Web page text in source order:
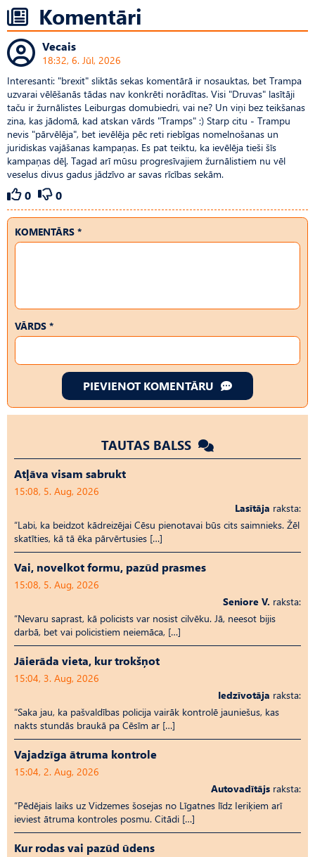
Komentāri
Vecais
18:32, 6. Jūl, 2026
Interesanti: "brexit" sliktās sekas komentārā ir nosauktas, bet Trampa
uzvarai vēlēšanās tādas nav konkrēti norādītas. Visi "Druvas" lasītāji
taču ir žurnālistes Leiburgas domubiedri, vai ne? Un viņi bez teikšanas
zina, kas jādomā, kad atskan vārds "Tramps" :) Starp citu - Trampu
nevis "pārvēlēja", bet ievēlēja pēc reti riebīgas nomelnošanas un
juridiskas vajāšanas kampaņas. Es pat teiktu, ka ievēlēja tieši šīs
kampaņas dēļ. Tagad arī mūsu progresīvajiem žurnālistiem nu vēl
veselus divus gadus jādzīvo ar savas rīcības sekām.
0 0
KOMENTĀRS *
VĀRDS *
PIEVIENOT KOMENTĀRU
TAUTAS BALSS
Atļāva visam sabrukt
15:08, 5. Aug, 2026
Lasītāja raksta:
“Labi, ka beidzot kādreizējai Cēsu pienotavai būs cits saimnieks. Žēl
skatīties, kā tā ēka pārvērtusies […]
Vai, novelkot formu, pazūd prasmes
15:08, 5. Aug, 2026
Seniore V. raksta:
“Nevaru saprast, kā policists var nosist cilvēku. Jā, neesot bijis
darbā, bet vai policistiem neiemāca, […]
Jāierāda vieta, kur trokšņot
15:04, 3. Aug, 2026
Iedzīvotāja raksta:
“Saka jau, ka pašvaldības policija vairāk kontrolē jauniešus, kas
nakts stundās braukā pa Cēsīm ar […]
Vajadzīga ātruma kontrole
15:04, 2. Aug, 2026
Autovadītājs raksta:
“Pēdējais laiks uz Vid­ze­mes šosejas no Līgatnes līdz Ieriķiem arī
ieviest ātruma kontroles posmu. Citādi […]
Kur rodas vai pazūd ūdens